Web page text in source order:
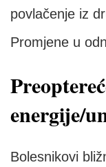
povlačenje iz
Promjene u
energije/
Bolesnikovi